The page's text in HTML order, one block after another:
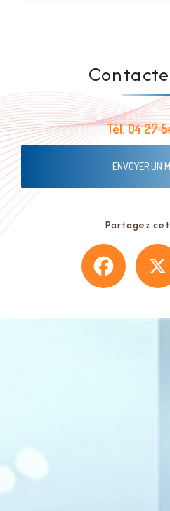
Tél.04 27
ENVOYER UN
Partagez
Facebook